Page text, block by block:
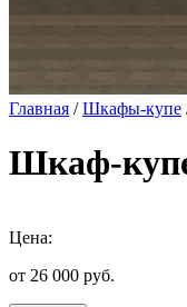
Главная /Шкафы-купе
Шкаф-
Цена:
от 26 000 руб.